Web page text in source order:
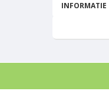
INFORMATIE